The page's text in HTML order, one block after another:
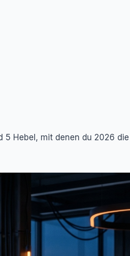
5 Hebel, mit denen du 2026